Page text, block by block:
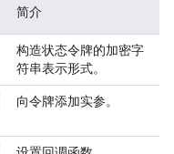
简介
构造状态令牌的加密字
符串表示形式。
向令牌添加实参。